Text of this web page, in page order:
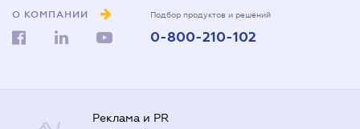
О КОМПАНИИ Подбор продуктов и решений
0-800-210-102
Реклама и PR